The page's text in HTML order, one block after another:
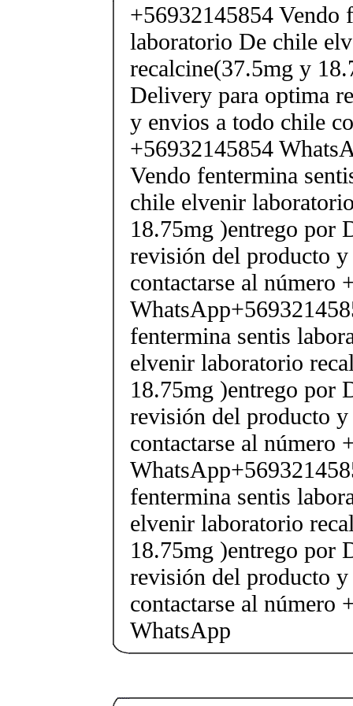
+56932145854 Vendo
laboratorio De chile
recalcine(37.5mg y
Delivery para optima
y envios a todo chile
+56932145854
Vendo fentermina
chile elvenir
18.75mg )entrego por
revisión del producto
contactarse al número
fentermina sentis
elvenir laboratorio
18.75mg )entrego por
revisión del producto
contactarse al número
fentermina sentis
elvenir laboratorio
18.75mg )entrego por
revisión del producto
contactarse al número
WhatsApp